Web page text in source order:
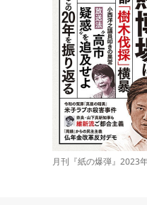
月刊『紙の爆弾』2023